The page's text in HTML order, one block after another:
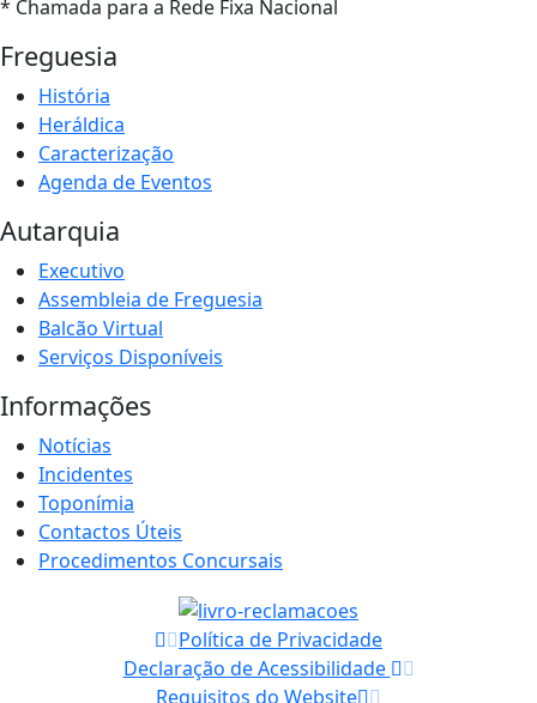
* Chamada para a Rede Fixa Nacional
Freguesia
História
Heráldica
Caracterização
Agenda de Eventos
Autarquia
Executivo
Assembleia de Freguesia
Balcão Virtual
Serviços Disponíveis
Informações
Notícias
Incidentes
Toponímia
Contactos Úteis
Procedimentos Concursais
Política de Privacidade
Declaração de Acessibilidade
Requisitos do Website